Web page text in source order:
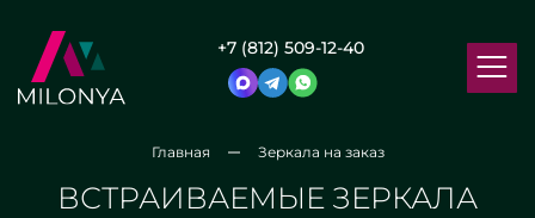
+7 (812) 509-12-40
Главная Зеркала на заказ
ВСТРАИВАЕМЫЕ ЗЕРКАЛА